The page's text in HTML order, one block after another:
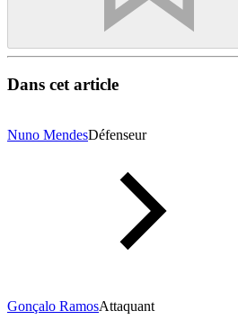
Dans cet article
Nuno MendesDéfenseur
Gonçalo RamosAttaquant